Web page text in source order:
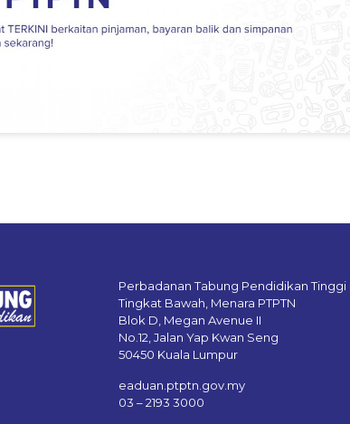
Perbadanan Tabung Pendidikan Tinggi
Tingkat Bawah, Menara PTPTN
Blok D, Megan Avenue II
No.12, Jalan Yap Kwan Seng
50450 Kuala Lumpur
eaduan.ptptn.gov.my
03 – 2193 3000